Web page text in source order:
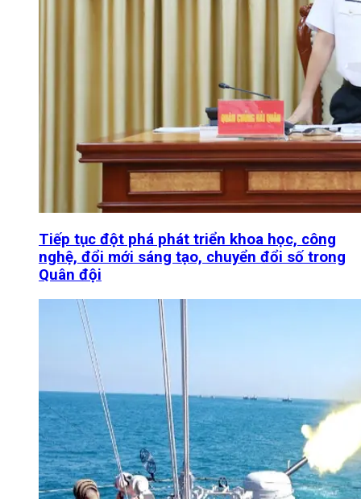
Tiếp tục đột phá phát triển khoa học, công
nghệ, đổi mới sáng tạo, chuyển đổi số trong
Quân đội